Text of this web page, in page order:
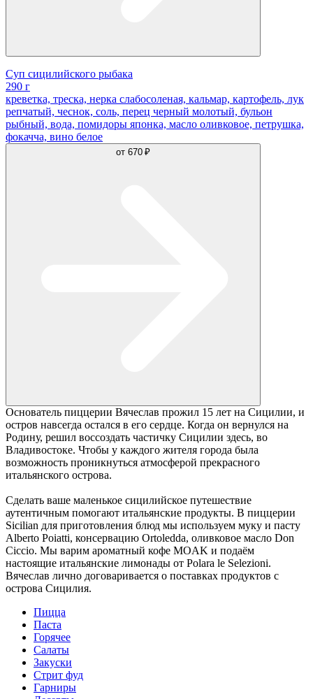
Суп сицилийского рыбака
290 г
креветка, треска, нерка слабосоленая, кальмар, картофель, лук
репчатый, чеснок, соль, перец черный молотый, бульон
рыбный, вода, помидоры японка, масло оливковое, петрушка,
фокачча, вино белое
от 670 ₽
Основатель пиццерии Вячеслав прожил 15 лет на Сицилии, и
остров навсегда остался в его сердце. Когда он вернулся на
Родину, решил воссоздать частичку Сицилии здесь, во
Владивостоке. Чтобы у каждого жителя города была
возможность проникнуться атмосферой прекрасного
итальянского острова.
Сделать ваше маленькое сицилийское путешествие
аутентичным помогают итальянские продукты. В пиццерии
Sicilian для приготовления блюд мы используем муку и пасту
Alberto Poiatti, консервацию Ortoledda, оливковое масло Don
Ciccio. Мы варим ароматный кофе MOAK и подаём
настоящие итальянские лимонады от Polara le Selezioni.
Вячеслав лично договаривается о поставках продуктов с
острова Сицилия.
Пицца
Паста
Горячее
Салаты
Закуски
Стрит фуд
Гарниры